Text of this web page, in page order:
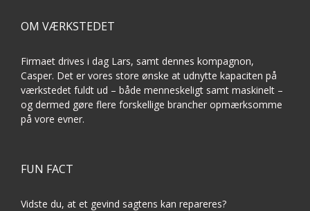
OM VÆRKSTEDET
Firmaet drives i dag Lars, samt dennes kompagnon,
Casper. Det er vores store ønske at udnytte kapaciten på
værkstedet fuldt ud – både menneskeligt samt maskinelt –
og dermed gøre flere forskellige brancher opmærksomme
på vore evner.
FUN FACT
Vidste du, at et gevind sagtens kan repareres?